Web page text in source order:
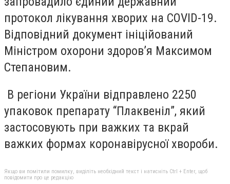
протокол лікування хворих на COVID-19.
Відповідний документ ініційований
Міністром охорони здоров’я Максимом
Степановим.
В регіони України відправлено 2250
упаковок препарату “Плаквеніл”, який
застосовують при важких та вкрай
важких формах коронавірусної хвороби.
Якщо ви помітили помилку, виділіть необхідний текст і натисніть Ctrl + Enter, щоб
повідомити про це редакцію